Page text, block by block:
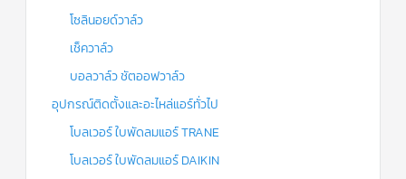
โซลินอยด์วาล์ว
เช็ควาล์ว
บอลวาล์ว ชัตออฟวาล์ว
อุปกรณ์ติดตั้งและอะไหล่แอร์ทั่วไป
โบลเวอร์ ใบพัดลมแอร์ TRANE
โบลเวอร์ ใบพัดลมแอร์ DAIKIN